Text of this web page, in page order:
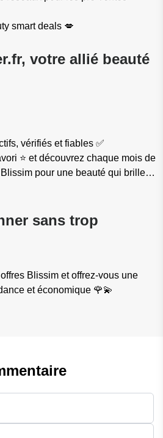
smart deals 💋
votre allié beauté
vérifiés et fiables ✅
⭐ et découvrez chaque mois de
pour une beauté qui brille…
sans trop
Blissim et offrez-vous une
et économique 🌹💫